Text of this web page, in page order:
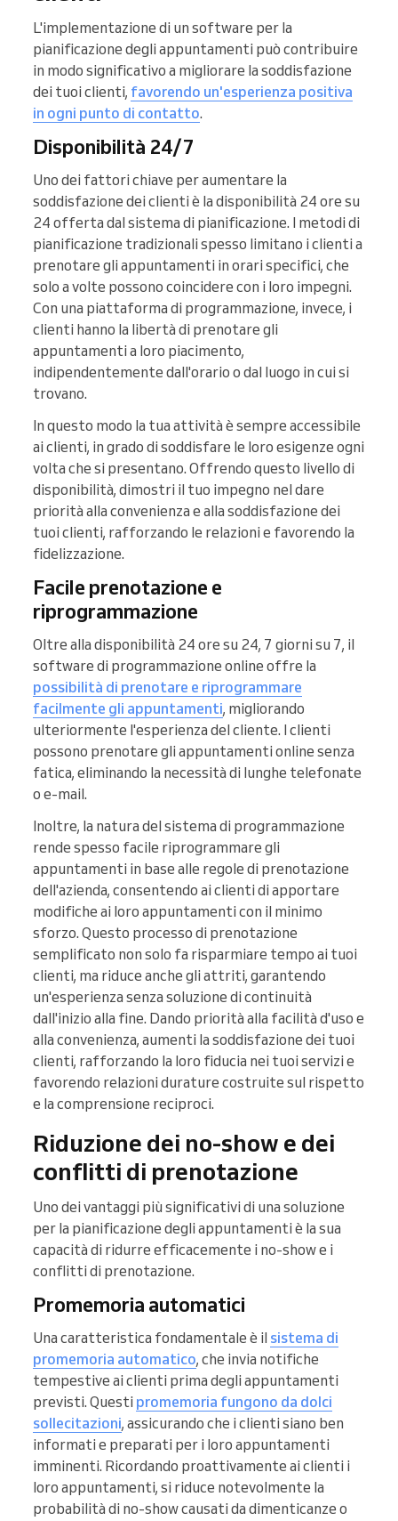
L'implementazione di un software per la
pianificazione degli appuntamenti può contribuire
in modo significativo a migliorare la soddisfazione
dei tuoi clienti, favorendo un'esperienza positiva
in ogni punto di contatto.
Disponibilità 24/7
Uno dei fattori chiave per aumentare la
soddisfazione dei clienti è la disponibilità 24 ore su
24 offerta dal sistema di pianificazione. I metodi di
pianificazione tradizionali spesso limitano i clienti a
prenotare gli appuntamenti in orari specifici, che
solo a volte possono coincidere con i loro impegni.
Con una piattaforma di programmazione, invece, i
clienti hanno la libertà di prenotare gli
appuntamenti a loro piacimento,
indipendentemente dall'orario o dal luogo in cui si
trovano.
In questo modo la tua attività è sempre accessibile
ai clienti, in grado di soddisfare le loro esigenze ogni
volta che si presentano. Offrendo questo livello di
disponibilità, dimostri il tuo impegno nel dare
priorità alla convenienza e alla soddisfazione dei
tuoi clienti, rafforzando le relazioni e favorendo la
fidelizzazione.
Facile prenotazione e
riprogrammazione
Oltre alla disponibilità 24 ore su 24, 7 giorni su 7, il
software di programmazione online offre la
possibilità di prenotare e riprogrammare
facilmente gli appuntamenti, migliorando
ulteriormente l'esperienza del cliente. I clienti
possono prenotare gli appuntamenti online senza
fatica, eliminando la necessità di lunghe telefonate
o e-mail.
Inoltre, la natura del sistema di programmazione
rende spesso facile riprogrammare gli
appuntamenti in base alle regole di prenotazione
dell'azienda, consentendo ai clienti di apportare
modifiche ai loro appuntamenti con il minimo
sforzo. Questo processo di prenotazione
semplificato non solo fa risparmiare tempo ai tuoi
clienti, ma riduce anche gli attriti, garantendo
un'esperienza senza soluzione di continuità
dall'inizio alla fine. Dando priorità alla facilità d'uso e
alla convenienza, aumenti la soddisfazione dei tuoi
clienti, rafforzando la loro fiducia nei tuoi servizi e
favorendo relazioni durature costruite sul rispetto
e la comprensione reciproci.
Riduzione dei no-show e dei
conflitti di prenotazione
Uno dei vantaggi più significativi di una soluzione
per la pianificazione degli appuntamenti è la sua
capacità di ridurre efficacemente i no-show e i
conflitti di prenotazione.
Promemoria automatici
Una caratteristica fondamentale è il sistema di
promemoria automatico, che invia notifiche
tempestive ai clienti prima degli appuntamenti
previsti. Questi promemoria fungono da dolci
sollecitazioni, assicurando che i clienti siano ben
informati e preparati per i loro appuntamenti
imminenti. Ricordando proattivamente ai clienti i
loro appuntamenti, si riduce notevolmente la
probabilità di no-show causati da dimenticanze o